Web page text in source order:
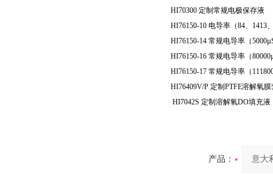
HI70300 定制常规电极保存液
HI76150-10 电导率（84 1413
HI76150-14 常规电导率（
HI76150-16 常规电导率（
HI76150-17 常规电导率（
HI76409V/P 定制PTFE溶解氧膜
HI7042S 定制溶解氧DO填充液
产品：